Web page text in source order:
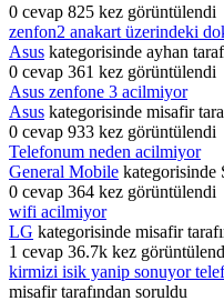
0 cevap 825 kez görüntülendi
zenfon2 anakart üzerindeki
Asus kategorisinde ayhan
0 cevap 361 kez görüntülendi
Asus zenfone 3 acilmiyor
Asus kategorisinde misafir
0 cevap 933 kez görüntülendi
Telefonum neden acilmiyor
General Mobile kategorisinde
0 cevap 364 kez görüntülendi
wifi acilmiyor
LG kategorisinde misafir
1 cevap 36.7k kez
kirmizi isik yanip sonuyor
misafir tarafından soruldu